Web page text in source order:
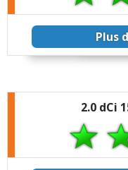
Plus
2.0 dCi